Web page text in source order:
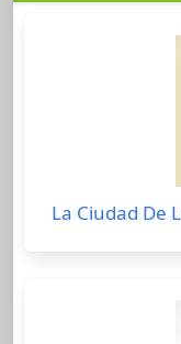
La Ciudad De